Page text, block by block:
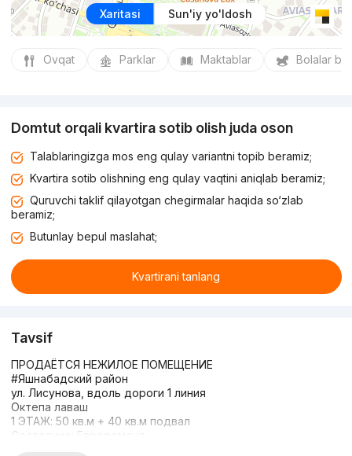
Xaritasi Sun'iy yo'ldosh
Ovqat Parklar Maktablar Bolalar
Domtut orqali kvartira sotib olish juda oson
Talablaringizga mos eng qulay variantni topib beramiz;
Kvartira sotib olishning eng qulay vaqtini aniqlab beramiz;
Quruvchi taklif qilayotgan chegirmalar haqida so‘zlab
beramiz;
Butunlay bepul maslahat;
Kvartirani tanlang
Tavsif
ПРОДАЁТСЯ НЕЖИЛОЕ ПОМЕЩЕНИЕ
#Яшнабадский район
ул. Лисунова, вдоль дороги 1 линия
Октепа лаваш
1 ЭТАЖ: 50 кв.м + 40 кв.м подвал
Состояние: Евроремонт